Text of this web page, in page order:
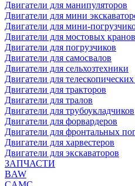
Двигатели для манипуляторов
Двигатели для мини
Двигатели для мини-
Двигатели для мостовых кранов
Двигатели для погрузчиков
Двигатели для самосвалов
Двигатели для сельхозтехники
Двигатели для
Двигатели для тракторов
Двигатели для тралов
Двигатели для трубоукладчиков
Двигатели для форвардеров
Двигатели для фронтальных
Двигатели для харвестеров
Двигатели для экскаваторов
ЗАПЧАСТИ
BAW